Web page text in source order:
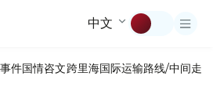
中文
事件国情咨文跨里海国际运输路线/中间走廊